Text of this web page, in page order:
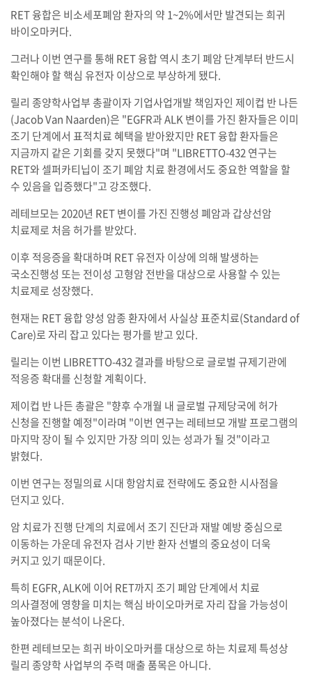
RET 융합은 비소세포폐암 환자의 약 1~2%에서만 발견되는 희귀
바이오마커다.
그러나 이번 연구를 통해 RET 융합 역시 초기 폐암 단계부터 반드시
확인해야 할 핵심 유전자 이상으로 부상하게 됐다.
릴리 종양학사업부 총괄이자 기업사업개발 책임자인 제이컵 반 나든
(Jacob Van Naarden)은 "EGFR과 ALK 변이를 가진 환자들은 이미
조기 단계에서 표적치료 혜택을 받아왔지만 RET 융합 환자들은
지금까지 같은 기회를 갖지 못했다"며 "LIBRETTO-432 연구는
RET와 셀퍼카티닙이 조기 폐암 치료 환경에서도 중요한 역할을 할
수 있음을 입증했다"고 강조했다.
레테브모는 2020년 RET 변이를 가진 진행성 폐암과 갑상선암
치료제로 처음 허가를 받았다.
이후 적응증을 확대하며 RET 유전자 이상에 의해 발생하는
국소진행성 또는 전이성 고형암 전반을 대상으로 사용할 수 있는
치료제로 성장했다.
현재는 RET 융합 양성 암종 환자에서 사실상 표준치료(Standard of
Care)로 자리 잡고 있다는 평가를 받고 있다.
릴리는 이번 LIBRETTO-432 결과를 바탕으로 글로벌 규제기관에
적응증 확대를 신청할 계획이다.
제이컵 반 나든 총괄은 "향후 수개월 내 글로벌 규제당국에 허가
신청을 진행할 예정"이라며 "이번 연구는 레테브모 개발 프로그램의
마지막 장이 될 수 있지만 가장 의미 있는 성과가 될 것"이라고
밝혔다.
이번 연구는 정밀의료 시대 항암치료 전략에도 중요한 시사점을
던지고 있다.
암 치료가 진행 단계의 치료에서 조기 진단과 재발 예방 중심으로
이동하는 가운데 유전자 검사 기반 환자 선별의 중요성이 더욱
커지고 있기 때문이다.
특히 EGFR, ALK에 이어 RET까지 조기 폐암 단계에서 치료
의사결정에 영향을 미치는 핵심 바이오마커로 자리 잡을 가능성이
높아졌다는 분석이 나온다.
한편 레테브모는 희귀 바이오마커를 대상으로 하는 치료제 특성상
릴리 종양학 사업부의 주력 매출 품목은 아니다.